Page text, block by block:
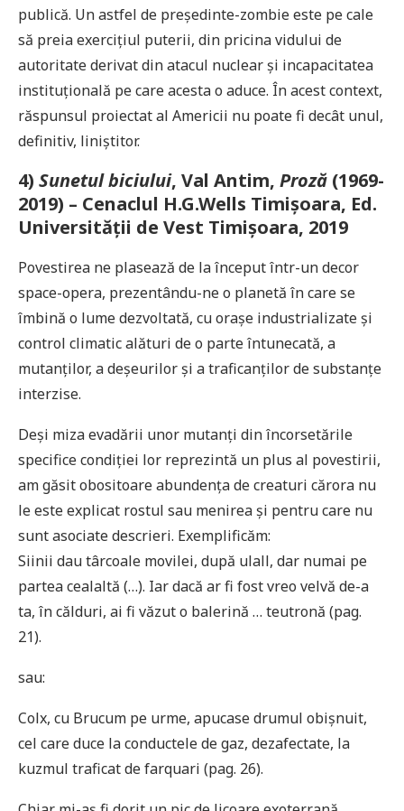
publică. Un astfel de președinte-zombie este pe cale
să preia exercițiul puterii, din pricina vidului de
autoritate derivat din atacul nuclear și incapacitatea
instituțională pe care acesta o aduce. În acest context,
răspunsul proiectat al Americii nu poate fi decât unul,
definitiv, liniștitor.
4) Sunetul biciului, Val Antim, Proză (1969-
2019) – Cenaclul H.G.Wells Timișoara, Ed.
Universității de Vest Timișoara, 2019
Povestirea ne plasează de la început într-un decor
space-opera, prezentându-ne o planetă în care se
îmbină o lume dezvoltată, cu orașe industrializate și
control climatic alături de o parte întunecată, a
mutanților, a deșeurilor și a traficanților de substanțe
interzise.
Deși miza evadării unor mutanți din încorsetările
specifice condiției lor reprezintă un plus al povestirii,
am găsit obositoare abundența de creaturi cărora nu
le este explicat rostul sau menirea și pentru care nu
sunt asociate descrieri. Exemplificăm:
Siinii dau târcoale movilei, după ulall, dar numai pe
partea cealaltă (…). Iar dacă ar fi fost vreo velvă de-a
ta, în călduri, ai fi văzut o balerină … teutronă (pag.
21).
sau:
Colx, cu Brucum pe urme, apucase drumul obișnuit,
cel care duce la conductele de gaz, dezafectate, la
kuzmul traficat de farquari (pag. 26).